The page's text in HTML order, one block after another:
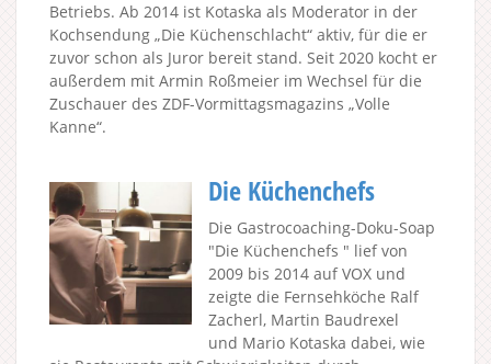
Betriebs. Ab 2014 ist Kotaska als Moderator in der
Kochsendung „Die Küchenschlacht“ aktiv, für die er
zuvor schon als Juror bereit stand. Seit 2020 kocht er
außerdem mit Armin Roßmeier im Wechsel für die
Zuschauer des ZDF-Vormittagsmagazins „Volle
Kanne“.
Die Küchenchefs
Die Gastrocoaching-Doku-Soap
"Die Küchenchefs " lief von
2009 bis 2014 auf VOX und
zeigte die Fernsehköche Ralf
Zacherl, Martin Baudrexel
und Mario Kotaska dabei, wie